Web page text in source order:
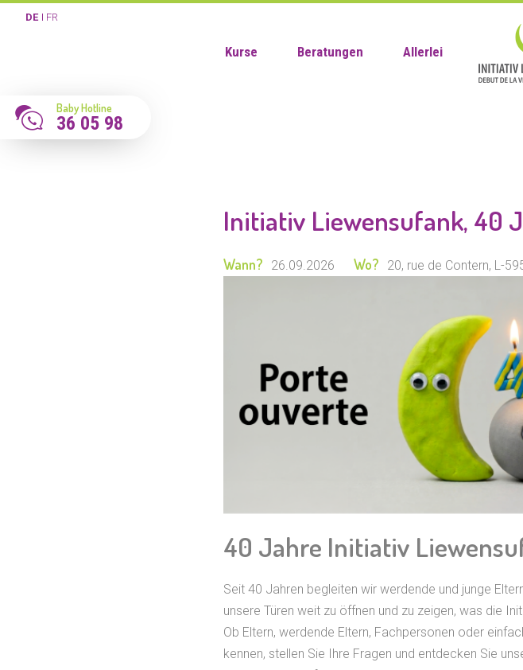
DE FR
Kurse Beratungen Allerlei
Baby Hotline
36 05 98
Initiativ Liewensufank, 40
Wann? 26.09.2026 Wo? 20, rue de Contern, L-
40 Jahre Initiativ
Seit 40 Jahren begleiten wir werdende und junge
unsere Türen weit zu öffnen und zu zeigen, was die
Ob Eltern, werdende Eltern, Fachpersonen oder
kennen, stellen Sie Ihre Fragen und entdecken Sie